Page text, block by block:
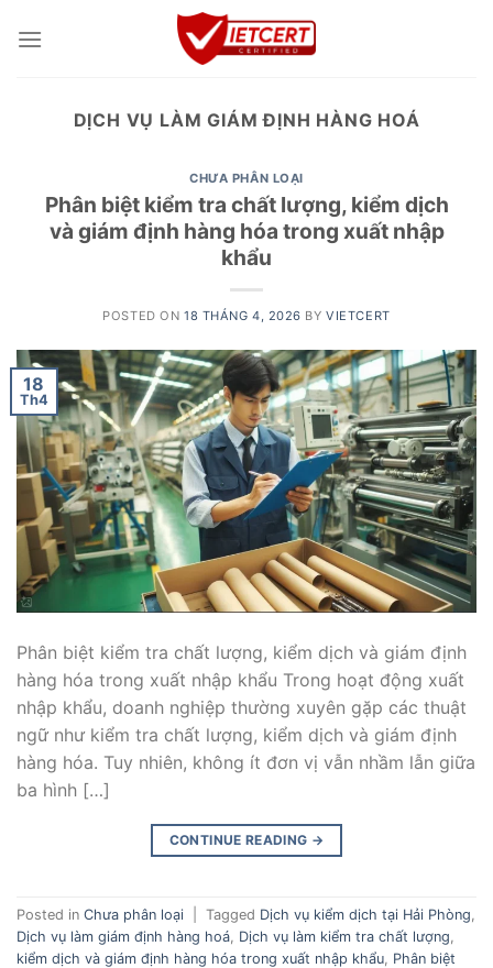
DỊCH VỤ LÀM GIÁM ĐỊNH HÀNG HOÁ
CHƯA PHÂN LOẠI
Phân biệt kiểm tra chất lượng, kiểm dịch
và giám định hàng hóa trong xuất nhập
khẩu
POSTED ON 18 THÁNG 4, 2026 BYVIETCERT
18
Th4
Phân biệt kiểm tra chất lượng, kiểm dịch và giám định
hàng hóa trong xuất nhập khẩu Trong hoạt động xuất
nhập khẩu, doanh nghiệp thường xuyên gặp các thuật
ngữ như kiểm tra chất lượng, kiểm dịch và giám định
hàng hóa. Tuy nhiên, không ít đơn vị vẫn nhầm lẫn giữa
ba hình […]
CONTINUE READING →
Posted in Chưa phân loại Tagged Dịch vụ kiểm dịch tại Hải Phòng
Dịch vụ làm giám định hàng hoá Dịch vụ làm kiểm tra chất lượng
kiểm dịch và giám định hàng hóa trong xuất nhập khẩu Phân biệt